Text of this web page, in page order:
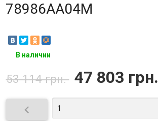
78986AA04M
В наличии
53 114 грн. 47 803 грн.
